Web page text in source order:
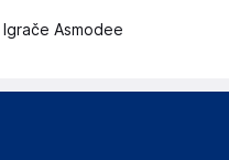
Igrače Asmodee